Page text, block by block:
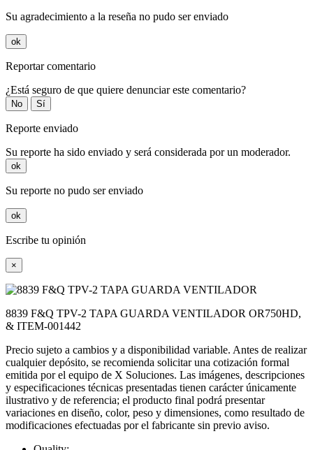
Su agradecimiento a la reseña no pudo ser enviado
ok
Reportar comentario
¿Está seguro de que quiere denunciar este comentario?
No Sí
Reporte enviado
Su reporte ha sido enviado y será considerada por un moderador.
ok
Su reporte no pudo ser enviado
ok
Escribe tu opinión
×
8839 F&Q TPV-2 TAPA GUARDA VENTILADOR OR750HD,
& ITEM-001442
Precio sujeto a cambios y a disponibilidad variable. Antes de realizar
cualquier depósito, se recomienda solicitar una cotización formal
emitida por el equipo de X Soluciones. Las imágenes, descripciones
y especificaciones técnicas presentadas tienen carácter únicamente
ilustrativo y de referencia; el producto final podrá presentar
variaciones en diseño, color, peso y dimensiones, como resultado de
modificaciones efectuadas por el fabricante sin previo aviso.